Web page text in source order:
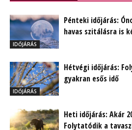
IDŐJÁRÁS
Pénteki időjárás:
havas szitálásra is
IDŐJÁRÁS
Hétvégi időjárás:
gyakran esős idő
Heti időjárás: Akár
Folytatódik a